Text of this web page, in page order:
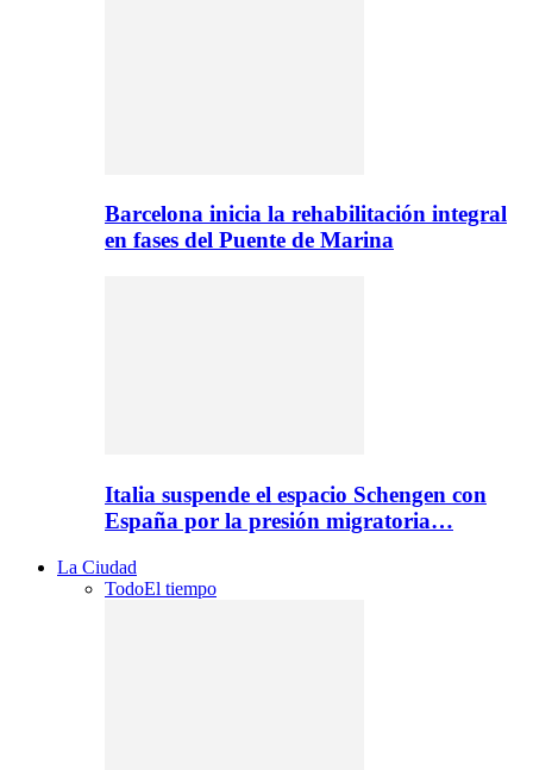
Barcelona inicia la rehabilitación integral
en fases del Puente de Marina
Italia suspende el espacio Schengen con
España por la presión migratoria…
La Ciudad
TodoEl tiempo